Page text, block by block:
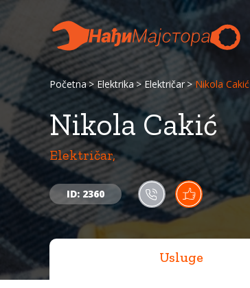
Početna Elektrika Električar Nikola Cakić
Nikola Cakić
Električar,
ID: 2360
Usluge